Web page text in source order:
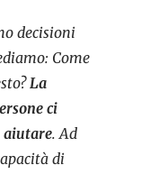
decisioni
Come
La
ci
aiutare. Ad
di